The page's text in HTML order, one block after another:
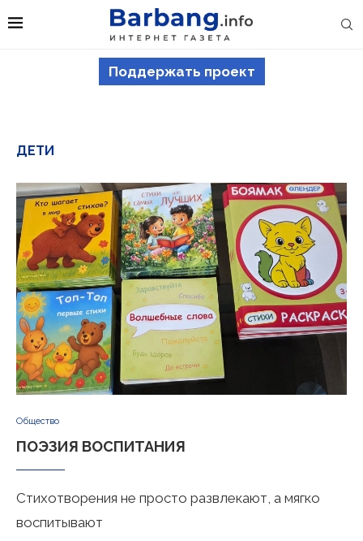
Поддержать проект
ДЕТИ
Общество
ПОЭЗИЯ ВОСПИТАНИЯ
Cтихотворения не просто развлекают, а мягко
воспитывают